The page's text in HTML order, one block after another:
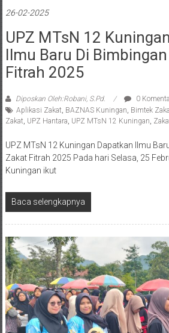
26-02-2025
UPZ MTsN 12
Ilmu Baru Di
Fitrah 2025
Diposkan Oleh:Robani, S.Pd.
0
Aplikasi Zakat BAZNAS Kuningan Bimtek
Zakat UPZ Hantara UPZ MTsN 12 Kuningan
UPZ MTsN 12 Kuningan Dapatkan Ilmu
Zakat Fitrah 2025 Pada hari Selasa, 25
Kuningan ikut
Baca selengkapnya